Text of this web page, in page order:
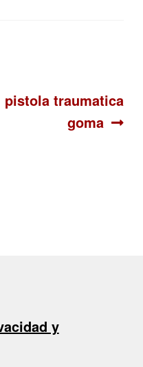
Siguiente:
pistola traumatica
goma
y